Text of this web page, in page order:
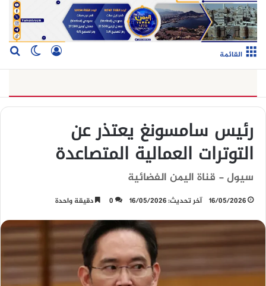
تسجيل القائمة
رئيس سامسونغ يعتذر عن
التوترات العمالية المتصاعدة
سيول - قناة اليمن الفضائية
16/05/2026 آخر تحديث: 16/05/2026 0 دقيقة واحدة